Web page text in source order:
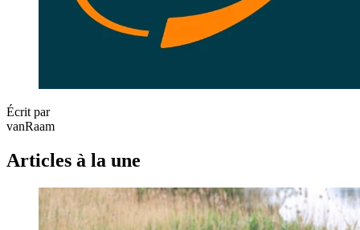
Écrit par
vanRaam
Articles à la une